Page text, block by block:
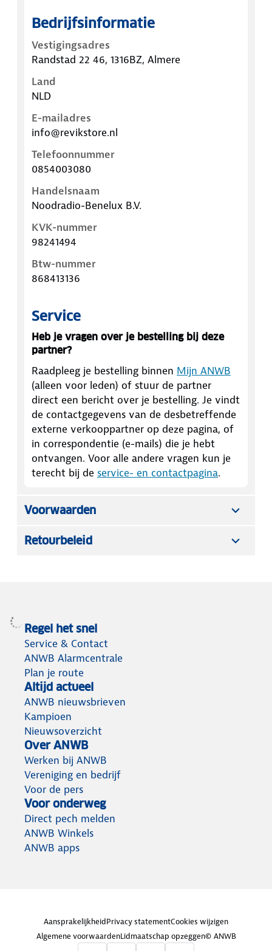
Bedrijfsinformatie
Vestigingsadres
Randstad 22 46, 1316BZ, Almere
Land
NLD
E-mailadres
info@revikstore.nl
Telefoonnummer
0854003080
Handelsnaam
Noodradio-Benelux B.V.
KVK-nummer
98241494
Btw-nummer
868413136
Service
Heb je vragen over je bestelling bij deze
partner?
Raadpleeg je bestelling binnen Mijn ANWB
(alleen voor leden) of stuur de partner
direct een bericht over je bestelling. Je vindt
de contactgegevens van de desbetreffende
externe verkooppartner op deze pagina, of
in correspondentie (e-mails) die je hebt
ontvangen. Voor alle andere vragen kun je
terecht bij de service- en contactpagina.
Voorwaarden
Retourbeleid
Regel het snel
Service & Contact
ANWB Alarmcentrale
Plan je route
Altijd actueel
ANWB nieuwsbrieven
Kampioen
Nieuwsoverzicht
Over ANWB
Werken bij ANWB
Vereniging en bedrijf
Voor de pers
Voor onderweg
Direct pech melden
ANWB Winkels
ANWB apps
AansprakelijkheidPrivacy statementCookies wijzigen
Algemene voorwaardenLidmaatschap opzeggen© ANWB